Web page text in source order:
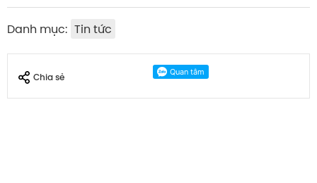
Danh mục: Tin tức
Chia sẻ